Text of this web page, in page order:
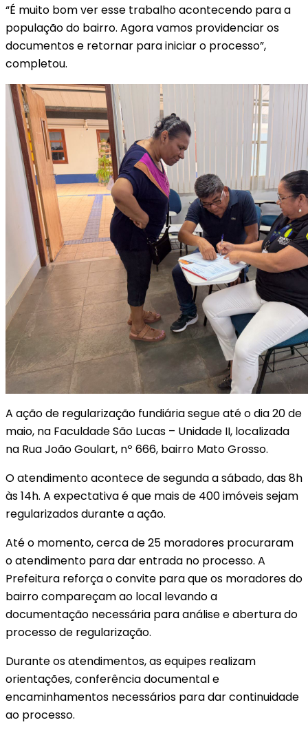
“É muito bom ver esse trabalho acontecendo para a
população do bairro. Agora vamos providenciar os
documentos e retornar para iniciar o processo”,
completou.
A ação de regularização fundiária segue até o dia 20 de
maio, na Faculdade São Lucas – Unidade II, localizada
na Rua João Goulart, nº 666, bairro Mato Grosso.
O atendimento acontece de segunda a sábado, das 8h
às 14h. A expectativa é que mais de 400 imóveis sejam
regularizados durante a ação.
Até o momento, cerca de 25 moradores procuraram
o atendimento para dar entrada no processo. A
Prefeitura reforça o convite para que os moradores do
bairro compareçam ao local levando a
documentação necessária para análise e abertura do
processo de regularização.
Durante os atendimentos, as equipes realizam
orientações, conferência documental e
encaminhamentos necessários para dar continuidade
ao processo.